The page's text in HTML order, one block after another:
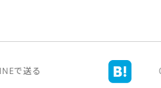
で送る